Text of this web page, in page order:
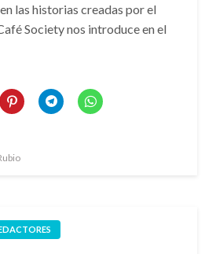
las historias creadas por el
Society nos introduce en el